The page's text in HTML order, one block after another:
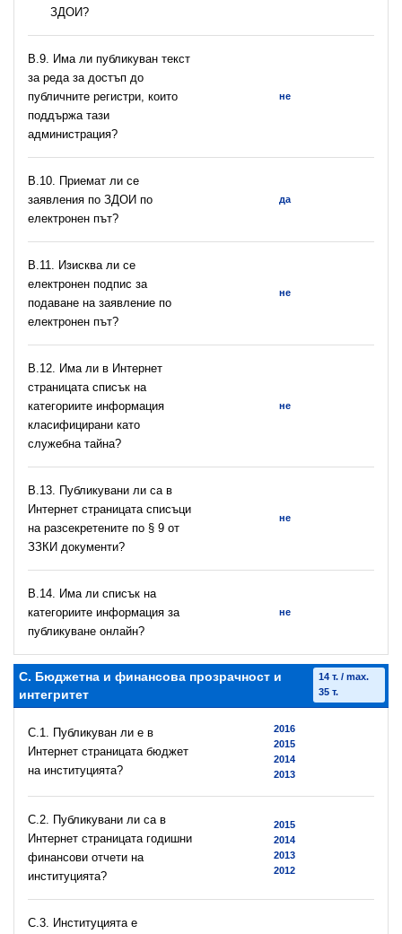
ЗДОИ?
В.9. Има ли публикуван текст
за реда за достъп до
публичните регистри, които
поддържа тази
администрация?
не
В.10. Приемат ли се
заявления по ЗДОИ по
електронен път?
да
В.11. Изисква ли се
електронен подпис за
подаване на заявление по
електронен път?
не
В.12. Има ли в Интернет
страницата списък на
категориите информация
класифицирани като
служебна тайна?
не
В.13. Публикувани ли са в
Интернет страницата списъци
на разсекретените по § 9 от
ЗЗКИ документи?
не
В.14. Има ли списък на
категориите информация за
публикуване онлайн?
не
C. Бюджетна и финансова прозрачност и
интегритет
14 т. / max.
35 т.
C.1. Публикуван ли е в
Интернет страницата бюджет
на институцията?
2016
2015
2014
2013
C.2. Публикувани ли са в
Интернет страницата годишни
финансови отчети на
институцията?
2015
2014
2013
2012
C.3. Институцията е